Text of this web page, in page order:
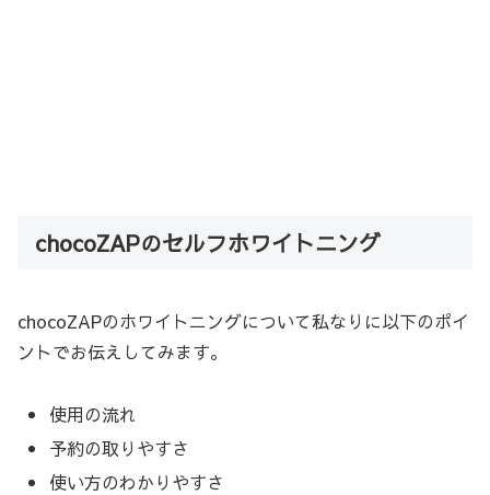
chocoZAPのセルフホワイトニング
chocoZAPのホワイトニングについて私なりに以下のポイ
ントでお伝えしてみます。
使用の流れ
予約の取りやすさ
使い方のわかりやすさ